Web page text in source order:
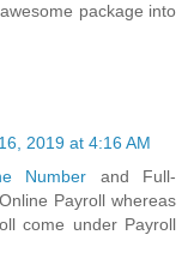
package into
2019 at 4:16 AM
Number and Full-
Payroll whereas
come under Payroll